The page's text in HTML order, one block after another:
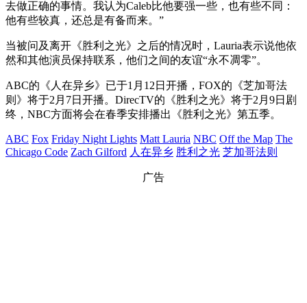
去做正确的事情。我认为Caleb比他要强一些，也有些不同：
他有些较真，还总是有备而来。”
当被问及离开《胜利之光》之后的情况时，Lauria表示说他依
然和其他演员保持联系，他们之间的友谊“永不凋零”。
ABC的《人在异乡》已于1月12日开播，FOX的《芝加哥法
则》将于2月7日开播。DirecTV的《胜利之光》将于2月9日剧
终，NBC方面将会在春季安排播出《胜利之光》第五季。
ABC Fox Friday Night Lights Matt Lauria NBC Off the Map The
Chicago Code Zach Gilford 人在异乡 胜利之光 芝加哥法则
广告